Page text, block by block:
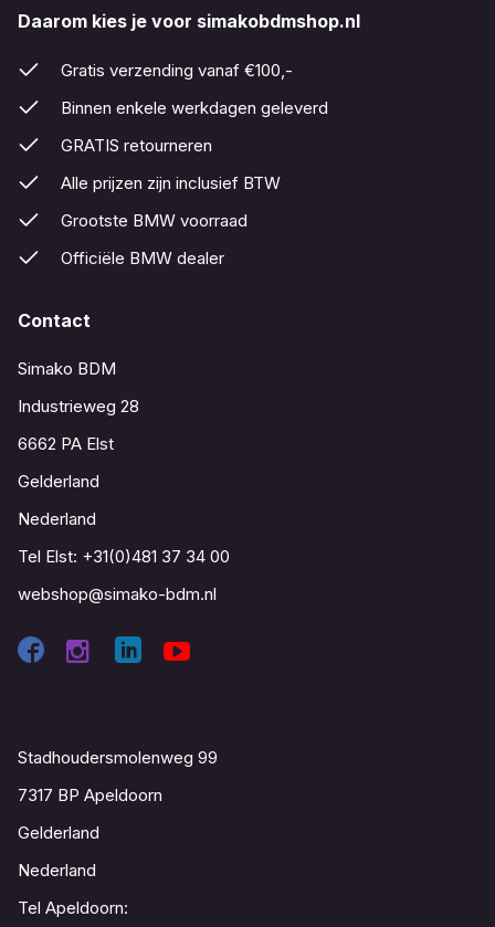
Daarom kies je voor simakobdmshop.nl
Gratis verzending vanaf €100,-
Binnen enkele werkdagen geleverd
GRATIS retourneren
Alle prijzen zijn inclusief BTW
Grootste BMW voorraad
Officiële BMW dealer
Contact
Simako BDM
Industrieweg 28
6662 PA Elst
Gelderland
Nederland
Tel Elst: +31(0)481 37 34 00
webshop@simako-bdm.nl
Stadhoudersmolenweg 99
7317 BP Apeldoorn
Gelderland
Nederland
Tel Apeldoorn: